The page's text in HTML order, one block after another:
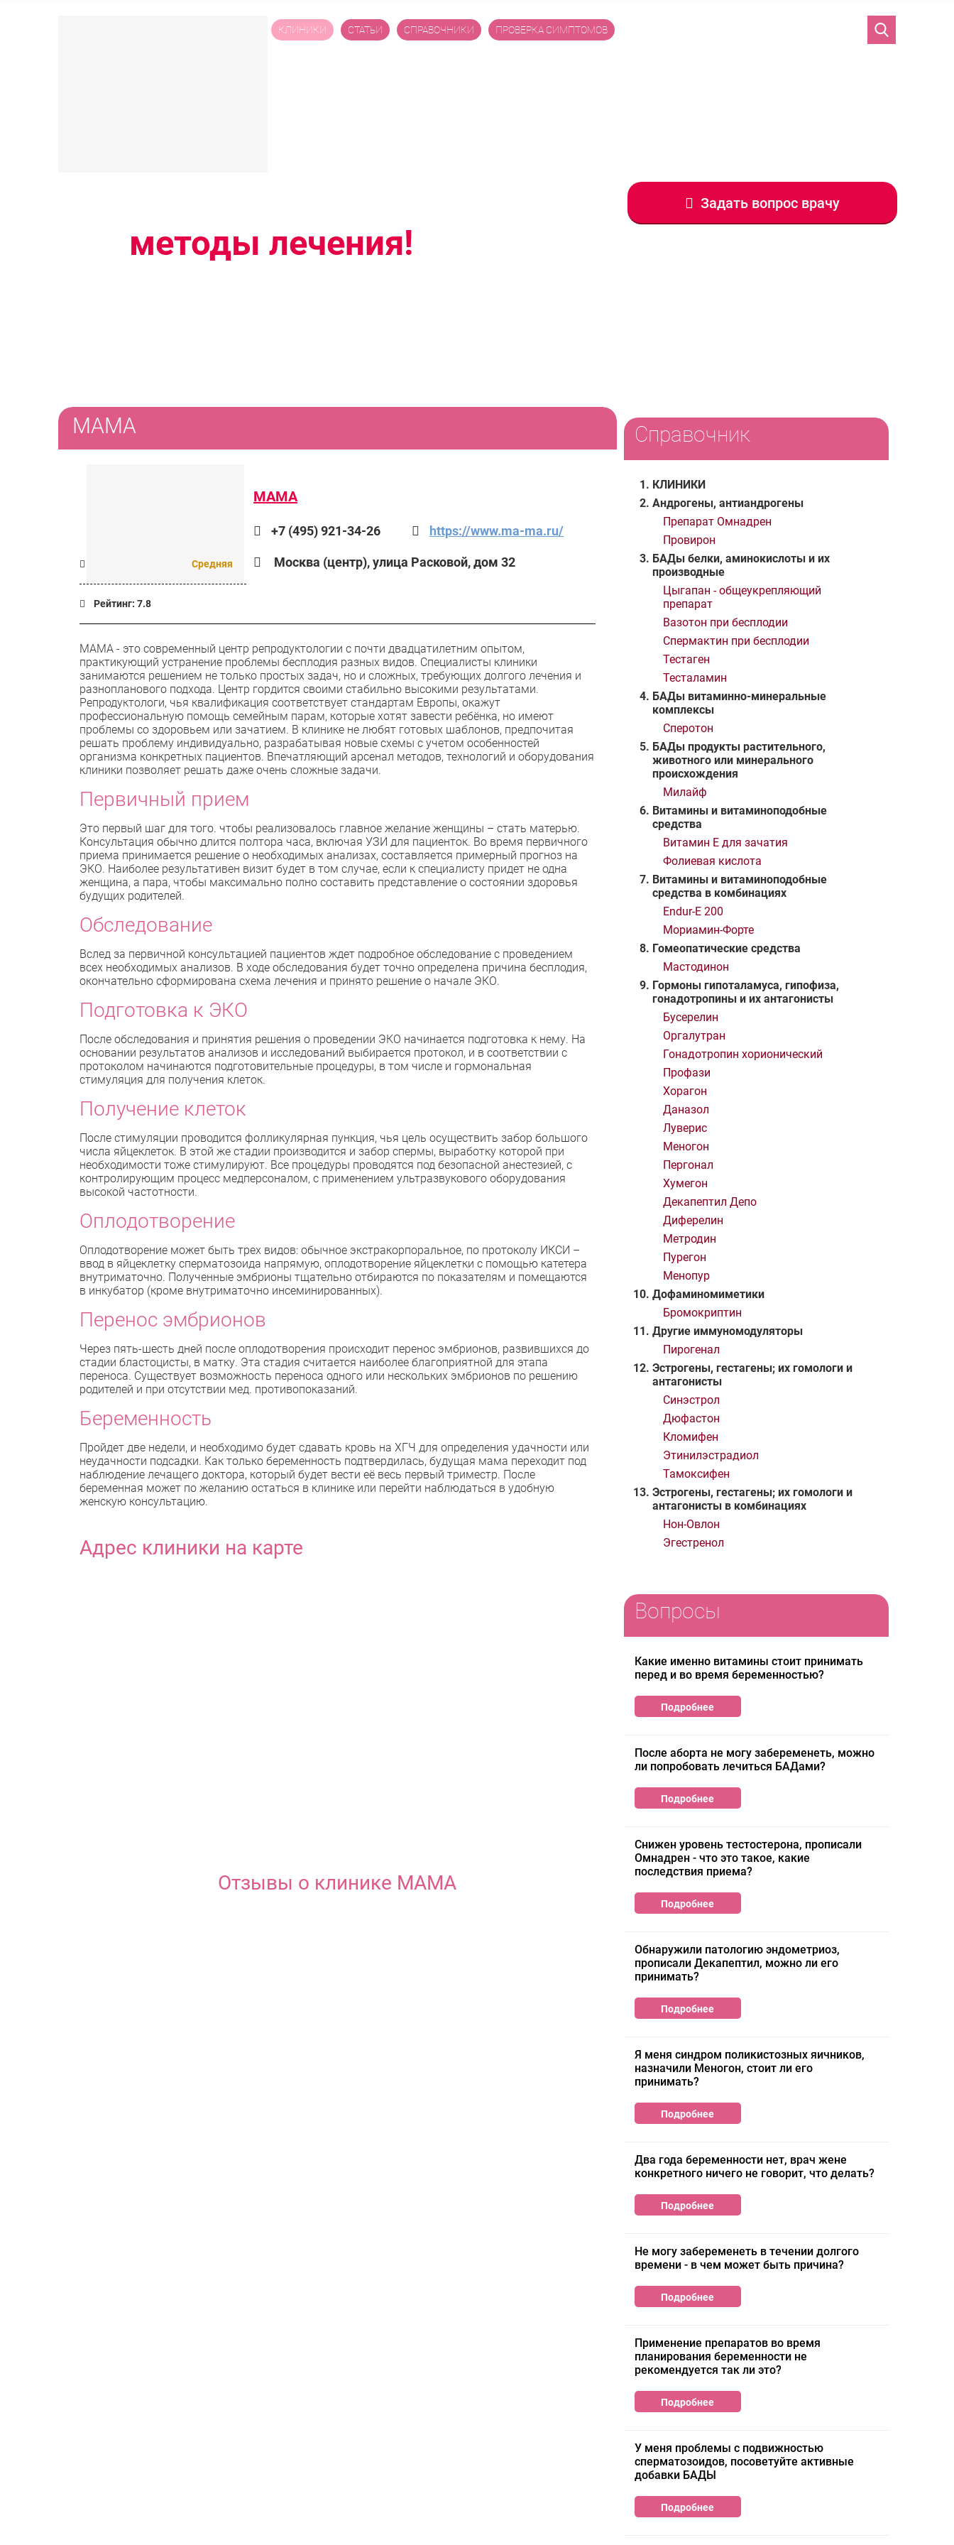
КЛИНИКИ СТАТЬИ СПРАВОЧНИКИ ПРОВЕРКА СИМПТОМОВ
методы лечения!
Задать вопрос врачу
МАМА
Средняя
Рейтинг: 7.8
МАМА
+7 (495) 921-34-26 https://www.ma-ma.ru/
Москва (центр), улица Расковой, дом 32
МАМА - это современный центр репродуктологии с почти двадцатилетним опытом,
практикующий устранение проблемы бесплодия разных видов. Специалисты клиники
занимаются решением не только простых задач, но и сложных, требующих долгого лечения и
разнопланового подхода. Центр гордится своими стабильно высокими результатами.
Репродуктологи, чья квалификация соответствует стандартам Европы, окажут
профессиональную помощь семейным парам, которые хотят завести ребёнка, но имеют
проблемы со здоровьем или зачатием. В клинике не любят готовых шаблонов, предпочитая
решать проблему индивидуально, разрабатывая новые схемы с учетом особенностей
организма конкретных пациентов. Впечатляющий арсенал методов, технологий и оборудования
клиники позволяет решать даже очень сложные задачи.
Первичный прием
Это первый шаг для того. чтобы реализовалось главное желание женщины – стать матерью.
Консультация обычно длится полтора часа, включая УЗИ для пациенток. Во время первичного
приема принимается решение о необходимых анализах, составляется примерный прогноз на
ЭКО. Наиболее результативен визит будет в том случае, если к специалисту придет не одна
женщина, а пара, чтобы максимально полно составить представление о состоянии здоровья
будущих родителей.
Обследование
Вслед за первичной консультацией пациентов ждет подробное обследование с проведением
всех необходимых анализов. В ходе обследования будет точно определена причина бесплодия,
окончательно сформирована схема лечения и принято решение о начале ЭКО.
Подготовка к ЭКО
После обследования и принятия решения о проведении ЭКО начинается подготовка к нему. На
основании результатов анализов и исследований выбирается протокол, и в соответствии с
протоколом начинаются подготовительные процедуры, в том числе и гормональная
стимуляция для получения клеток.
Получение клеток
После стимуляции проводится фолликулярная пункция, чья цель осуществить забор большого
числа яйцеклеток. В этой же стадии производится и забор спермы, выработку которой при
необходимости тоже стимулируют. Все процедуры проводятся под безопасной анестезией, с
контролирующим процесс медперсоналом, с применением ультразвукового оборудования
высокой частотности.
Оплодотворение
Оплодотворение может быть трех видов: обычное экстракорпоральное, по протоколу ИКСИ –
ввод в яйцеклетку сперматозоида напрямую, оплодотворение яйцеклетки с помощью катетера
внутриматочно. Полученные эмбрионы тщательно отбираются по показателям и помещаются
в инкубатор (кроме внутриматочно инсеминированных).
Перенос эмбрионов
Через пять-шесть дней после оплодотворения происходит перенос эмбрионов, развившихся до
стадии бластоцисты, в матку. Эта стадия считается наиболее благоприятной для этапа
переноса. Существует возможность переноса одного или нескольких эмбрионов по решению
родителей и при отсутствии мед. противопоказаний.
Беременность
Пройдет две недели, и необходимо будет сдавать кровь на ХГЧ для определения удачности или
неудачности подсадки. Как только беременность подтвердилась, будущая мама переходит под
наблюдение лечащего доктора, который будет вести её весь первый триместр. После
беременная может по желанию остаться в клинике или перейти наблюдаться в удобную
женскую консультацию.
Адрес клиники на карте
Отзывы о клинике МАМА
Справочник
КЛИНИКИ
Андрогены, антиандрогены
Препарат Омнадрен
Провирон
БАДы белки, аминокислоты и их
производные
Цыгапан - общеукрепляющий
препарат
Вазотон при бесплодии
Спермактин при бесплодии
Тестаген
Тесталамин
БАДы витаминно-минеральные
комплексы
Сперотон
БАДы продукты растительного,
животного или минерального
происхождения
Милайф
Витамины и витаминоподобные
средства
Витамин Е для зачатия
Фолиевая кислота
Витамины и витаминоподобные
средства в комбинациях
Endur-E 200
Мориамин-Форте
Гомеопатические средства
Мастодинон
Гормоны гипоталамуса, гипофиза,
гонадотропины и их антагонисты
Бусерелин
Оргалутран
Гонадотропин хорионический
Профази
Хорагон
Даназол
Луверис
Меногон
Пергонал
Хумегон
Декапептил Депо
Диферелин
Метродин
Пурегон
Менопур
Дофаминомиметики
Бромокриптин
Другие иммуномодуляторы
Пирогенал
Эстрогены, гестагены; их гомологи и
антагонисты
Синэстрол
Дюфастон
Кломифен
Этинилэстрадиол
Тамоксифен
Эстрогены, гестагены; их гомологи и
антагонисты в комбинациях
Нон-Oвлон
Эгестренол
Вопросы
Какие именно витамины стоит принимать
перед и во время беременностью?
Подробнее
После аборта не могу забеременеть, можно
ли попробовать лечиться БАДами?
Подробнее
Cнижен уровень тестостерона, прописали
Омнадрен - что это такое, какие
последствия приема?
Подробнее
Обнаружили патологию эндометриоз,
прописали Декапептил, можно ли его
принимать?
Подробнее
Я меня синдром поликистозных яичников,
назначили Меногон, стоит ли его
принимать?
Подробнее
Два года беременности нет, врач жене
конкретного ничего не говорит, что делать?
Подробнее
Не могу забеременеть в течении долгого
времени - в чем может быть причина?
Подробнее
Применение препаратов во время
планирования беременности не
рекомендуется так ли это?
Подробнее
У меня проблемы с подвижностью
сперматозоидов, посоветуйте активные
добавки БАДЫ
Подробнее